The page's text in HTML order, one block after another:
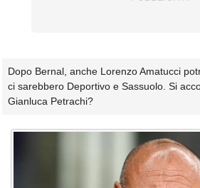
Dopo Bernal, anche Lorenzo Amatucci
ci sarebbero Deportivo e Sassuolo. Si
Gianluca Petrachi?